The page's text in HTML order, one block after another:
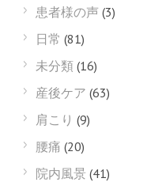
患者様の声 (3)
日常 (81)
未分類 (16)
産後ケア (63)
肩こり (9)
腰痛 (20)
院内風景 (41)